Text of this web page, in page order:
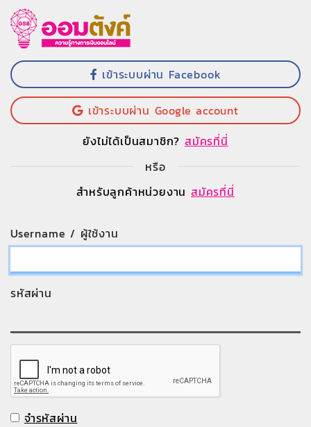
เข้าระบบผ่าน Facebook
เข้าระบบผ่าน Google account
ยังไม่ได้เป็นสมาชิก? สมัครที่นี่
หรือ
สำหรับลูกค้าหน่วยงาน สมัครที่นี่
Username / ผู้ใช้งาน
รหัสผ่าน
จำรหัสผ่าน